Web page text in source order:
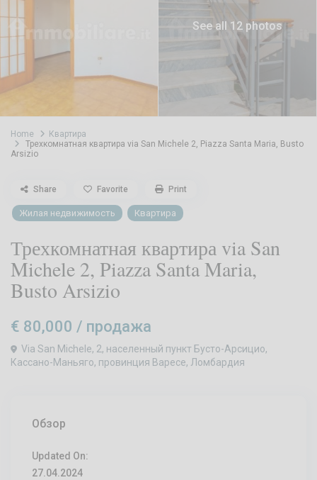
See all 12 photos
Home
Квартира
Трехкомнатная квартира via San Michele 2, Piazza Santa Maria, Busto
Arsizio
Жилая недвижимость Квартира
Трехкомнатная квартира via San
Michele 2, Piazza Santa Maria,
Busto Arsizio
€ 80,000/ продажа
Via San Michele, 2, населенный пункт Бусто-Арсицио,
Кассано-Маньяго, провинция Варесе, Ломбардия
Share Favorite Print
Обзор
Updated On:
27.04.2024